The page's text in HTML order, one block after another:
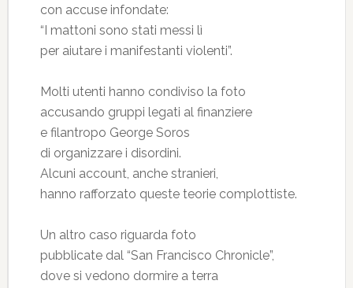
con accuse infondate:
“I mattoni sono stati messi lì
per aiutare i manifestanti violenti”.
Molti utenti hanno condiviso la foto
accusando gruppi legati al finanziere
e filantropo George Soros
di organizzare i disordini.
Alcuni account, anche stranieri,
hanno rafforzato queste teorie complottiste.
Un altro caso riguarda foto
pubblicate dal “San Francisco Chronicle”,
dove si vedono dormire a terra